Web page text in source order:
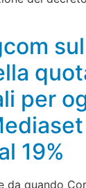
per
19%
da quando